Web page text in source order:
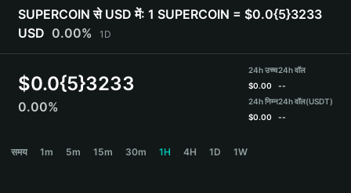
Português (Portugal)
Bahasa Indonesia
Español
SUPERCOIN से USD में: 1 SUPERCOIN = $0.0{5}3233
USD 0.00% 1D
$0.0{5}3233
0.00%
24h उच्च
$0.00
24h निम्न
$0.00
24h वॉल
--
24h वॉल(USDT)
--
समय 1m 5m 15m 30m 1H 4H 1D 1W